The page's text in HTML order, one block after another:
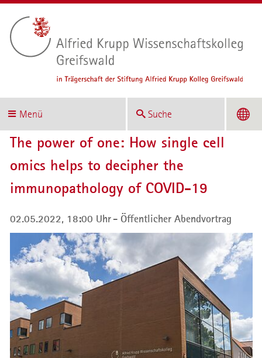
Menü Suche
The power of one: How single cell
omics helps to decipher the
immunopathology of COVID-19
02.05.2022, 18:00 Uhr Öffentlicher Abendvortrag